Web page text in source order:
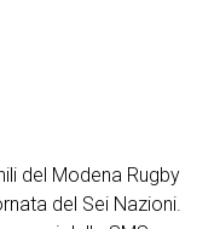
del Modena Rugby
del Sei Nazioni.